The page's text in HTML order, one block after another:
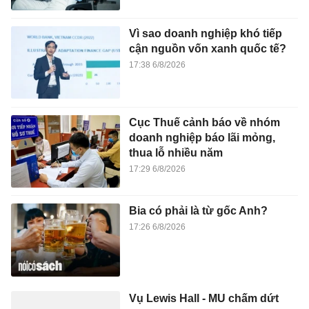
Vì sao doanh nghiệp khó tiếp
cận nguồn vốn xanh quốc tế?
17:38 6/8/2026
Cục Thuế cảnh báo về nhóm
doanh nghiệp báo lãi mỏng,
thua lỗ nhiều năm
17:29 6/8/2026
Bia có phải là từ gốc Anh?
17:26 6/8/2026
Vụ Lewis Hall - MU chấm dứt